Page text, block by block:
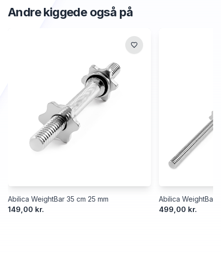
Andre kiggede også på
Abilica WeightBar 35 cm 25 mm
149,00 kr.
Abilica WeightBar
499,00 kr.